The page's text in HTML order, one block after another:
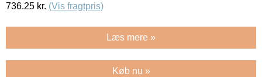
736.25 kr. (Vis fragtpris)
Læs mere »
Køb nu »